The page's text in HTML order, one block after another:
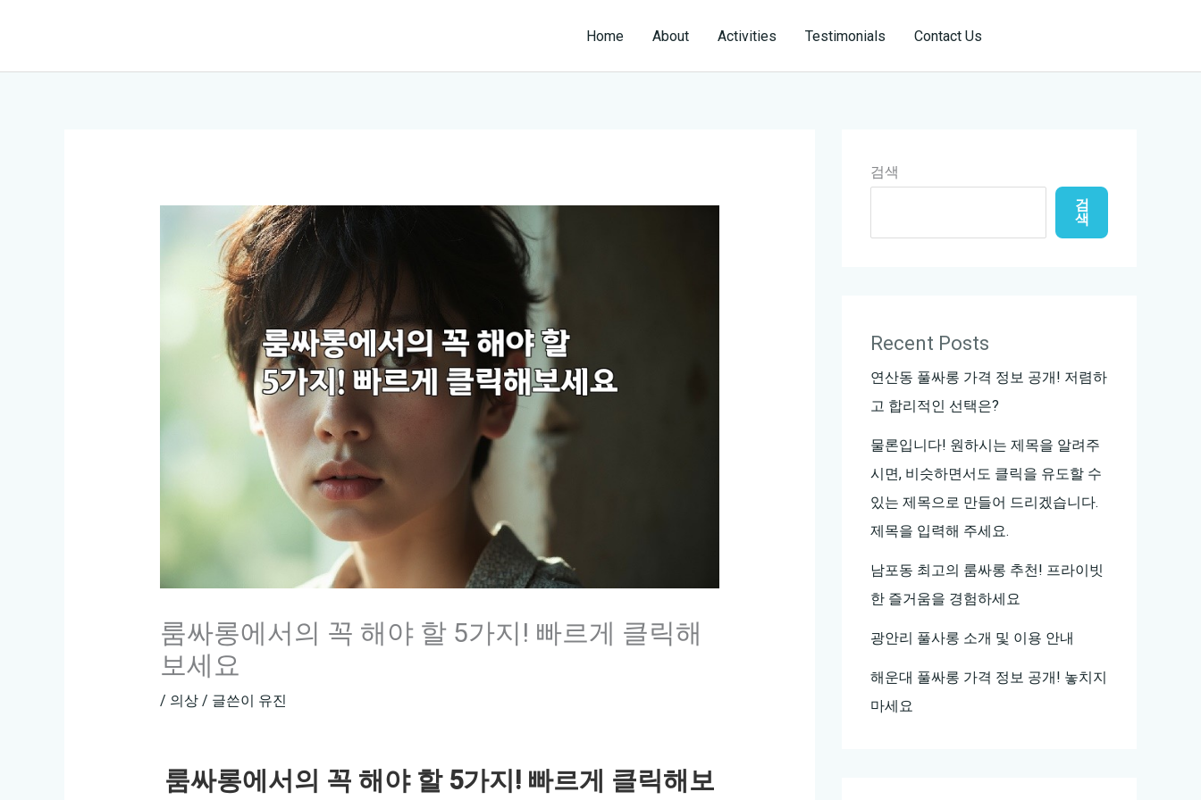
Home About Activities Testimonials Contact Us
룸싸롱에서의 꼭 해야 할 5가지! 빠르게 클릭해
보세요
/ 의상/ 글쓴이 유진
룸싸롱에서의 꼭 해야 할 5가지! 빠르게 클릭해보
검색
검
색
Recent Posts
연산동 풀싸롱 가격 정보 공개! 저렴하
고 합리적인 선택은?
물론입니다! 원하시는 제목을 알려주
시면, 비슷하면서도 클릭을 유도할 수
있는 제목으로 만들어 드리겠습니다.
제목을 입력해 주세요.
남포동 최고의 룸싸롱 추천! 프라이빗
한 즐거움을 경험하세요
광안리 풀사롱 소개 및 이용 안내
해운대 풀싸롱 가격 정보 공개! 놓치지
마세요